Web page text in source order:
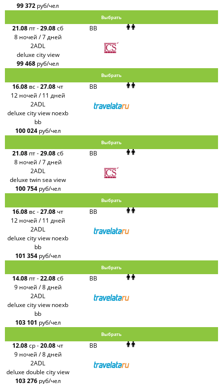
99 372 руб/чел
Выбрать
21.08 пт-29.08сб
8 ночей / 7 дней
BB
2ADL
deluxe city view
99 468 руб/чел
Выбрать
16.08 вс-27.08 чт
12 ночей / 11 дней
BB
2ADL
deluxe city view noexb
bb
100 024 руб/чел
Выбрать
21.08 пт-29.08сб
8 ночей / 7 дней
BB
2ADL
deluxe twin sea view
100 754 руб/чел
Выбрать
16.08 вс-27.08 чт
12 ночей / 11 дней
BB
2ADL
deluxe city view noexb
bb
101 354 руб/чел
Выбрать
14.08 пт-22.08сб
9 ночей / 8 дней
BB
2ADL
deluxe city view noexb
bb
103 101 руб/чел
Выбрать
12.08ср-20.08 чт
9 ночей / 8 дней
BB
2ADL
deluxe double city view
103 276 руб/чел